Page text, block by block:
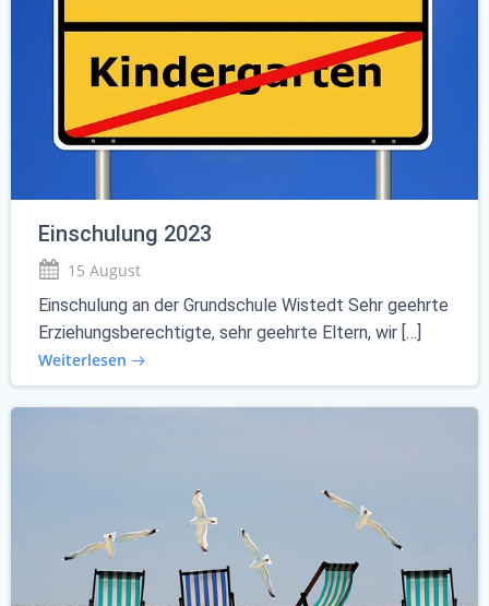
Einschulung 2023
15 August
Einschulung an der Grundschule Wistedt Sehr geehrte
Erziehungsberechtigte, sehr geehrte Eltern, wir […]
Weiterlesen